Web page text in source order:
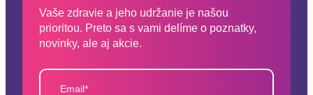
Vaše zdravie a jeho udržanie je našou
prioritou. Preto sa s vami delíme o poznatky,
novinky, ale aj akcie.
Email*